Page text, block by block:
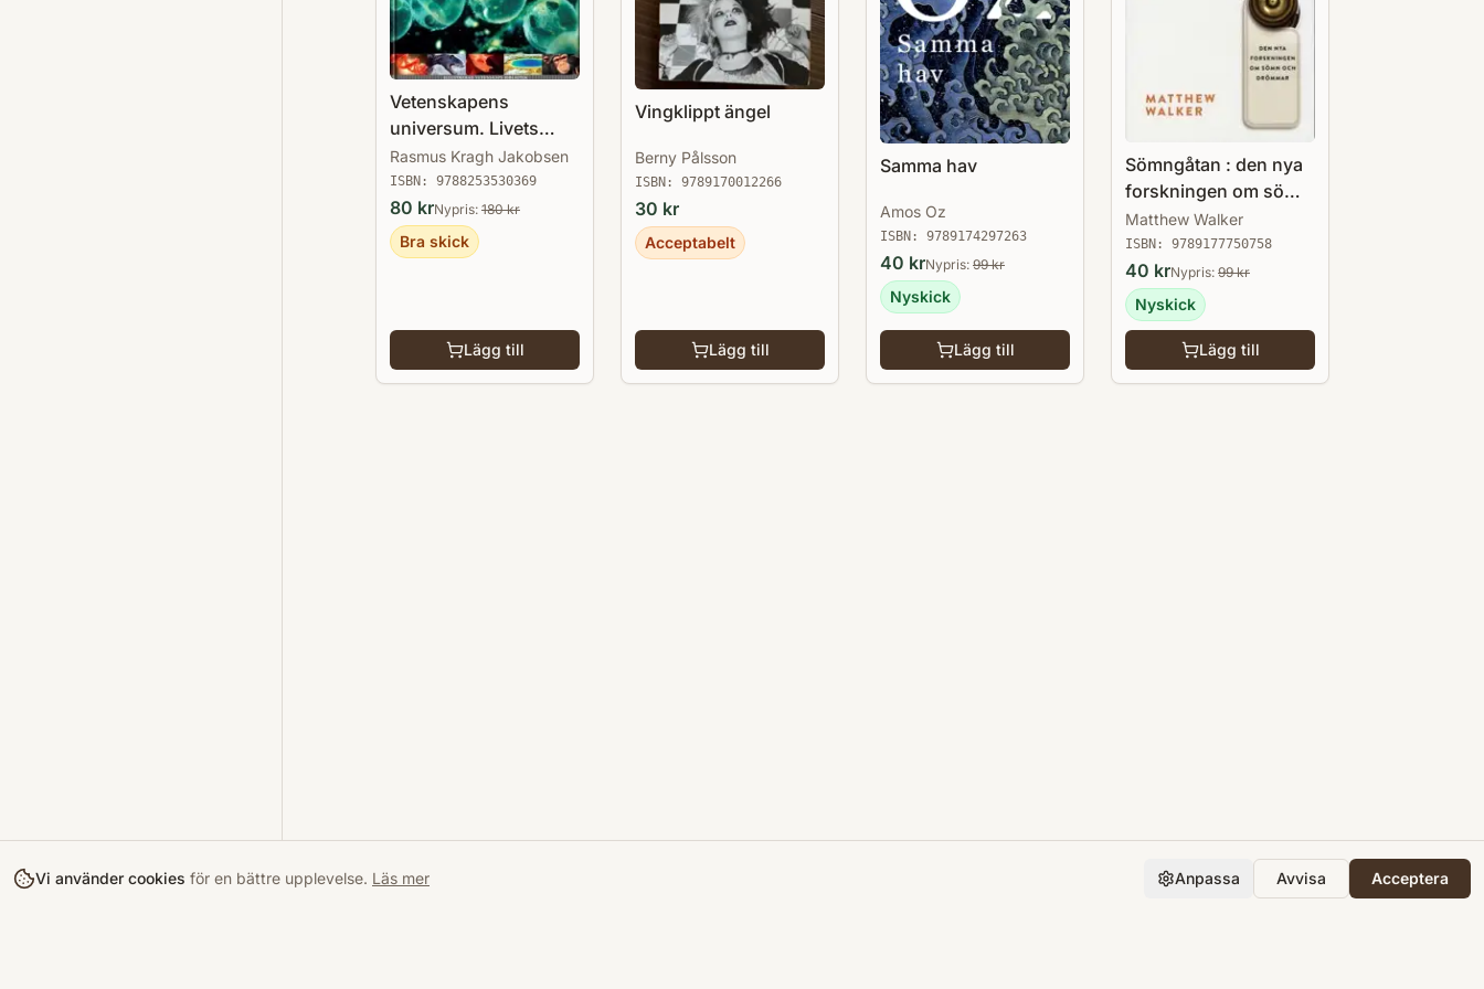
Vetenskapens
universum. Livets
utveckling
Rasmus Kragh Jakobsen
ISBN: 9788253530369
80 krNypris: 180kr
Bra skick
Lägg till
Vingklippt ängel
Berny Pålsson
ISBN: 9789170012266
30 kr
Acceptabelt
Lägg till
Samma hav
Amos Oz
ISBN: 9789174297263
40 krNypris: 99kr
Nyskick
Lägg till
Sömngåtan : den nya
forskningen om sömn
och drömmar
Matthew Walker
ISBN: 9789177750758
40 krNypris: 99kr
Nyskick
Lägg till
Vi använder cookies för en bättre upplevelse. Läs mer Anpassa Avvisa Acceptera